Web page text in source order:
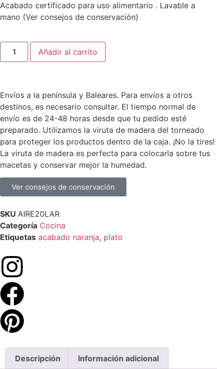
Acabado certificado para uso alimentario . Lavable a
mano (Ver consejos de conservación)
Añadir al carrito
Envíos a la península y Baleares. Para envíos a otros
destinos, es necesario consultar. El tiempo normal de
envío es de 24-48 horas desde que tu pedido esté
preparado. Utilizamos la viruta de madera del torneado
para proteger los productos dentro de la caja. ¡No la tires!
La viruta de madera es perfecta para colocarla sobre tus
macetas y conservar mejor la humedad.
Ver consejos de conservación
SKU AIRE20LAR
Categoría Cocina
Etiquetas acabado naranja, plato
Descripción Información adicional